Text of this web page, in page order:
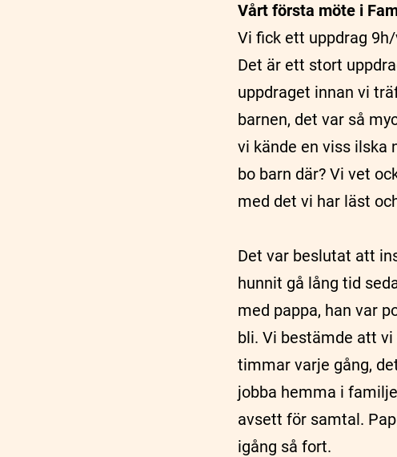
Vårt första möte i
Vi fick ett uppdrag
Det är ett stort
uppdraget innan vi
barnen, det var så
vi kände en viss ilska
bo barn där? Vi vet
med det vi har läst
Det var beslutat att
hunnit gå lång tid
med pappa, han var
bli. Vi bestämde att
timmar varje gång,
jobba hemma i
avsett för samtal.
igång så fort.